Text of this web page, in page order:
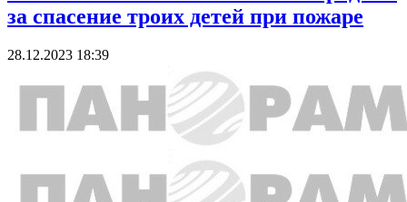
за спасение троих детей при пожаре
28.12.2023 18:39